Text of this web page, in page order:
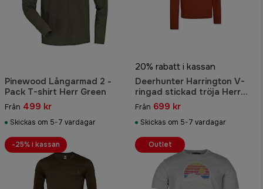
Pinewood Långarmad 2 -
Pack T-shirt Herr Green
Från 499 kr
Skickas om 5-7 vardagar
20% rabatt i kassan
Deerhunter Harrington V-
ringad stickad tröja Herr
Oak Rust Melange
Från 699 kr
Skickas om 5-7 vardagar
-25% i kassan Outlet